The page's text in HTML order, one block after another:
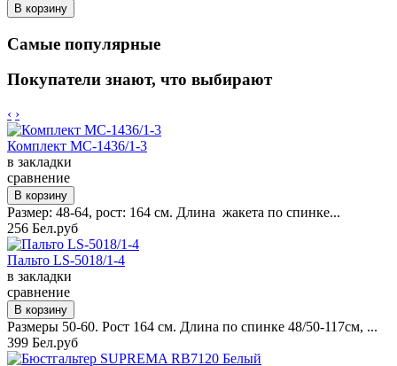
Самые популярные
Покупатели знают, что выбирают
‹ ›
Комплект MC-1436/1-3
в закладки
сравнение
Размер: 48-64, рост: 164 см. Длина жакета по спинке...
256 Бел.руб
Пальто LS-5018/1-4
в закладки
сравнение
Размеры 50-60. Рост 164 см. Длина по спинке 48/50-117см, ...
399 Бел.руб